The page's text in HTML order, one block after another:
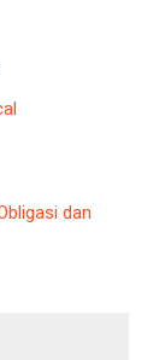
dan